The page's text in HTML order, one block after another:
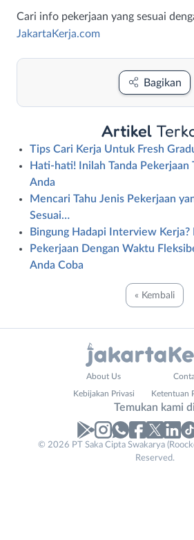
Cari info pekerjaan yang sesuai
JakartaKerja.com
Bagikan
Artikel
Tips Cari Kerja Untuk Fresh
Hati-hati! Inilah Tanda Pekerjaan
Anda
Mencari Tahu Jenis Pekerjaan
Sesuai…
Bingung Hadapi Interview
Pekerjaan Dengan Waktu
Anda Coba
« Kembali
About Us
Kebijakan Privasi Ketentuan
Temukan kami di
© 2026 PT Saka Cipta Swakarya
Reserved.